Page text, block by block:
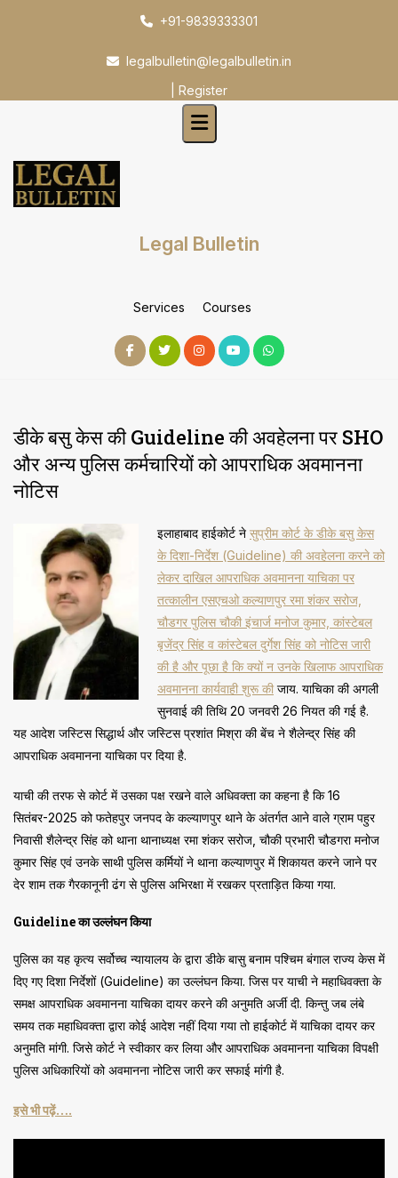
+91-9839333301
legalbulletin@legalbulletin.in
Register
Legal Bulletin
Services Courses
डीके बसु केस की Guideline की अवहेलना पर SHO
और अन्य पुलिस कर्मचारियों को आपराधिक अवमानना
नोटिस
इलाहाबाद हाईकोर्ट ने सुप्रीम कोर्ट के डीके बसु केस
के दिशा-निर्देश (Guideline) की अवहेलना करने को
लेकर दाखिल आपराधिक अवमानना याचिका पर
तत्कालीन एसएचओ कल्याणपुर रमा शंकर सरोज,
चौडगर पुलिस चौकी इंचार्ज मनोज कुमार, कांस्टेबल
बृजेंद्र सिंह व कांस्टेबल दुर्गेश सिंह को नोटिस जारी
की है और पूछा है कि क्यों न उनके खिलाफ आपराधिक
अवमानना कार्यवाही शुरू की जाय. याचिका की अगली
सुनवाई की तिथि 20 जनवरी 26 नियत की गई है.
यह आदेश जस्टिस सिद्धार्थ और जस्टिस प्रशांत मिश्रा की बेंच ने शैलेन्द्र सिंह की
आपराधिक अवमानना याचिका पर दिया है.
याची की तरफ से कोर्ट में उसका पक्ष रखने वाले अधिवक्ता का कहना है कि 16
सितंबर-2025 को फतेहपुर जनपद के कल्याणपुर थाने के अंतर्गत आने वाले ग्राम पहुर
निवासी शैलेन्द्र सिंह को थाना थानाध्यक्ष रमा शंकर सरोज, चौकी प्रभारी चौडगरा मनोज
कुमार सिंह एवं उनके साथी पुलिस कर्मियों ने थाना कल्याणपुर में शिकायत करने जाने पर
देर शाम तक गैरकानूनी ढंग से पुलिस अभिरक्षा में रखकर प्रताड़ित किया गया.
Guideline का उल्लंघन किया
पुलिस का यह कृत्य सर्वोच्च न्यायालय के द्वारा डीके बासु बनाम पश्चिम बंगाल राज्य केस में
दिए गए दिशा निर्देशों (Guideline) का उल्लंघन किया. जिस पर याची ने महाधिवक्ता के
समक्ष आपराधिक अवमानना याचिका दायर करने की अनुमति अर्जी दी. किन्तु जब लंबे
समय तक महाधिवक्ता द्वारा कोई आदेश नहीं दिया गया तो हाईकोर्ट में याचिका दायर कर
अनुमति मांगी. जिसे कोर्ट ने स्वीकार कर लिया और आपराधिक अवमानना याचिका विपक्षी
पुलिस अधिकारियों को अवमानना नोटिस जारी कर सफाई मांगी है.
इसे भी पढ़ें….